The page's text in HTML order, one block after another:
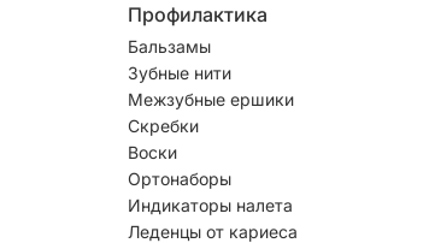
Профилактика
Бальзамы
Зубные нити
Межзубные ершики
Скребки
Воски
Ортонаборы
Индикаторы налета
Леденцы от кариеса